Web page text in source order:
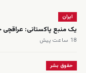
ایران
یک منبع پاکستانی: عراقچی
18 ساعت پیش
حقوق بشر